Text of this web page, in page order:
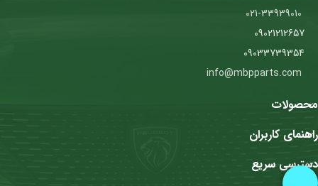
09021212657
09033739354
محصولات
راهنمای کاربران
دسترسی سریع